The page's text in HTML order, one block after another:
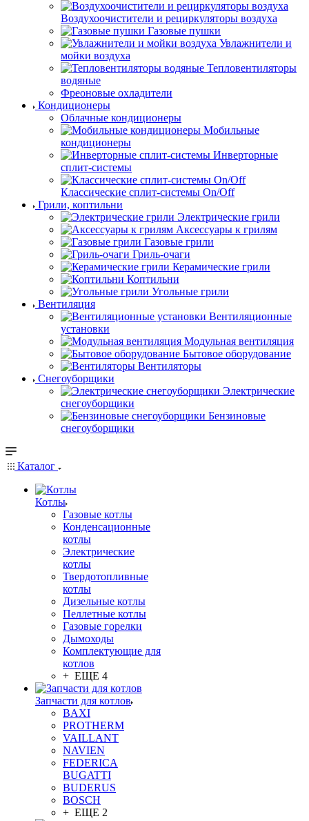
Воздухоочистители и рециркуляторы воздуха
Газовые пушки
Увлажнители и
мойки воздуха
Тепловентиляторы
водяные
Фреоновые охладители
Кондиционеры
Облачные кондиционеры
Мобильные
кондиционеры
Инверторные
сплит-системы
Классические сплит-системы On/Off
Грили, коптильни
Электрические грили
Аксессуары к грилям
Газовые грили
Гриль-очаги
Керамические грили
Коптильни
Угольные грили
Вентиляция
Вентиляционные
установки
Модульная вентиляция
Бытовое оборудование
Вентиляторы
Снегоуборщики
Электрические
снегоуборщики
Бензиновые
снегоуборщики
Каталог
Котлы
Газовые котлы
Конденсационные
котлы
Электрические
котлы
Твердотопливные
котлы
Дизельные котлы
Пеллетные котлы
Газовые горелки
Дымоходы
Комплектующие для
котлов
+ ЕЩЕ 4
Запчасти для котлов
BAXI
PROTHERM
VAILLANT
NAVIEN
FEDERICA
BUGATTI
BUDERUS
BOSCH
+ ЕЩЕ 2